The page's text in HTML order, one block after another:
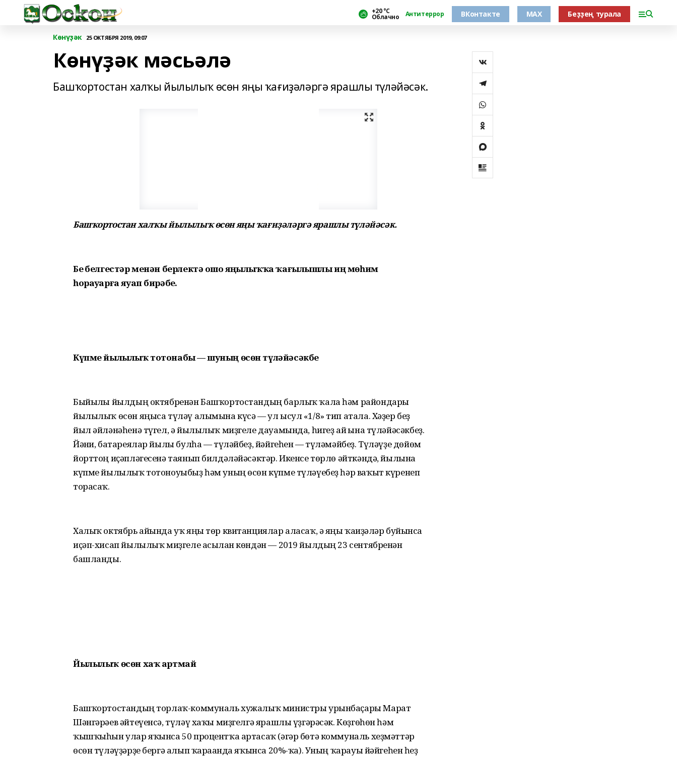
+20 °С
Облачно Антитеррор ВКонтакте MAX Беҙҙең турала
Көнүҙәк 25 ОКТЯБРЯ 2019, 09:07
Көнүҙәк мәсьәлә
Башҡортостан халҡы йылылыҡ өсөн яңы ҡағиҙәләргә ярашлы түләйәсәк.
Башҡортостан халҡы йылылыҡ өсөн яңы ҡағиҙәләргә ярашлы түләйәсәк.
Беҙ белгестәр менән берлектә ошо яңылыҡҡа ҡағылышлы иң мөһим
һорауҙарға яуап бирәбеҙ.
Күпме йылылыҡ тотонабыҙ —шуның өсөн түләйәсәкбеҙ
Быйылғы йылдың октябренән Башҡортостандың барлыҡ ҡала һәм райондары
йылылыҡ өсөн яңыса түләү алымына күсә — ул ысул «1/8» тип атала. Хәҙер беҙ
йыл әйләнәһенә түгел, ә йылылыҡ миҙгеле дауамында, һигеҙ ай ғына түләйәсәкбеҙ.
Йәғни, батареялар йылы булһа — түләйбеҙ, йәйгеһен — түләмәйбеҙ. Түләүҙе дөйөм
йорттоң иҫәпләгесенә таянып билдәләйәсәктәр. Икенсе төрлө әйткәндә, йылына
күпме йылылыҡ тотоноуыбыҙ һәм уның өсөн күпме түләүебеҙ һәр ваҡыт күренеп
торасаҡ.
Халыҡ октябрь айында уҡ яңы төр квитанциялар аласаҡ, ә яңы ҡағиҙәләр буйынса
иҫәп-хисап йылылыҡ миҙгеле асылған көндән — 2019 йылдың 23 сентябренән
башланды.
Йылылыҡ өсөн хаҡ артмай
Башҡортостандың торлаҡ-коммуналь хужалыҡ министры урынбаҫары Марат
Шәнгәрәев әйтеүенсә, түләү хаҡы миҙгелгә ярашлы үҙгәрәсәк. Көҙгөһөн һәм
ҡышҡыһын улар яҡынса 50 процентҡа артасаҡ (әгәр бөтә коммуналь хеҙмәттәр
өсөн түләүҙәрҙе бергә алып ҡарағанда яҡынса 20%-ҡа). Уның ҡарауы йәйгеһен һеҙ